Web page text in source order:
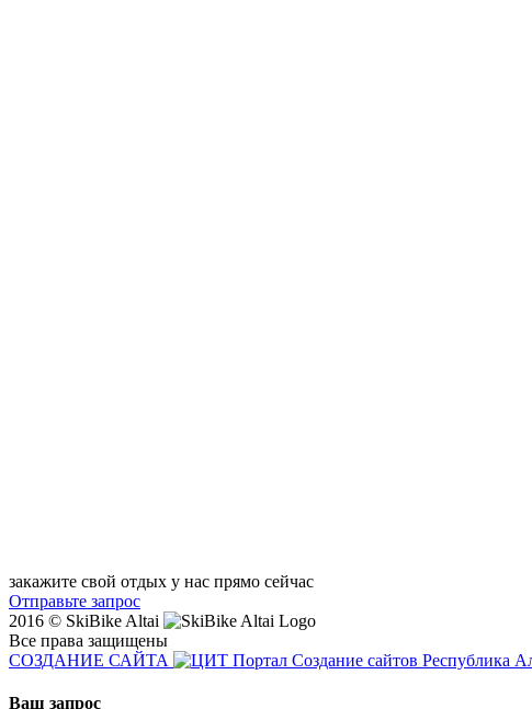
закажите свой отдых у нас прямо сейчас
Отправьте запрос
2016 © SkiBike Altai
Все права защищены
СОЗДАНИЕ САЙТА
Ваш запрос